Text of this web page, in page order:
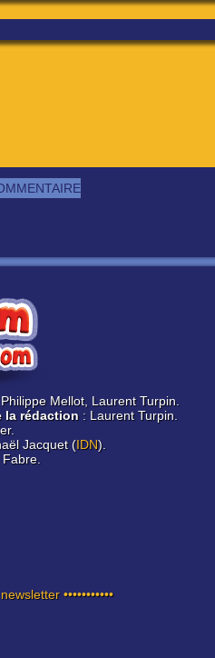
Mellot, Laurent Turpin.
la rédaction : Laurent Turpin.
Jacquet (IDN).
•••••••••••